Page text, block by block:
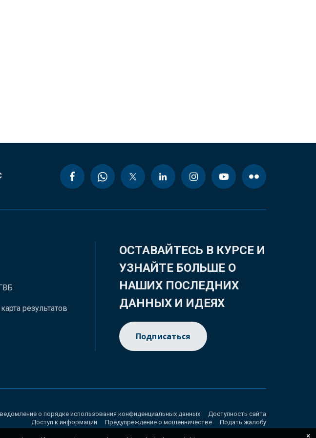
результатов
ОСТАВАЙТЕСЬ В КУРСЕ И
УЗНАЙТЕ БОЛЬШЕ О
НАШИХ ПОСЛЕДНИХ
ДАННЫХ И ИДЕЯХ
Подписаться
о порядке использования конфиденциальных данных
Доступность сайта
Доступ к информации
Предупреждение о мошенничестве Подать жалобу
×